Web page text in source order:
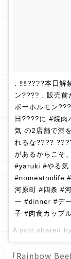
. ‼️‼️????本日
ン???? . 販売前
ボーホルモン
日????に #焼肉
気 の2店舗で満
れるな????
があるからこそ
#yaruki #やる
#nomeatnolife
河原町 #四条 #
ー #dinner #デ
子 #肉食カップ
A post shared by
「Rainbow